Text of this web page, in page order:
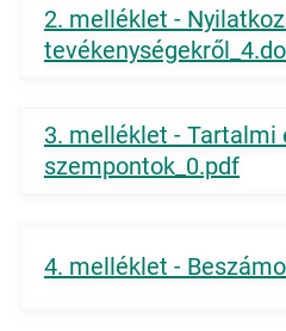
2. melléklet -
3. melléklet - Tartalmi
szempontok_0.pdf
4. melléklet -